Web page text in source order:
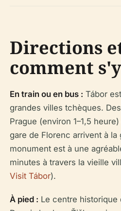
Directions
comment
En train ou en bus : Tábor
grandes villes tchèques.
Prague (environ 1–1,5
gare de Florenc arrivent à
monument est à une
minutes à travers la vieille
Visit Tábor).
À pied : Le centre historique